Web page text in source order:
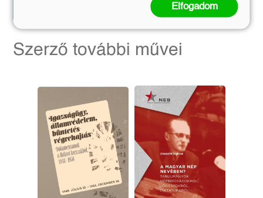
Kosárba
Szerző további művei
Elfogadom